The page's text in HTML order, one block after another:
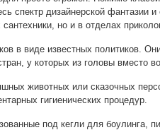
спектр дизайнерской фантазии
но и в отделах
в виде известных политиков.
у которых из головы вместо
животных или сказочных
гигиенических процедур.
под кегли для боулинга,